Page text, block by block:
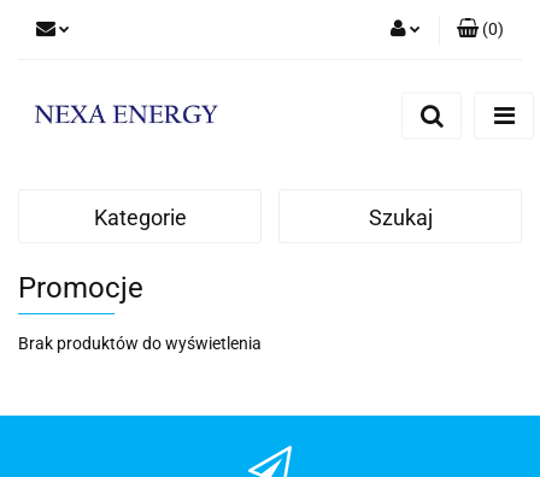
(0)
Kategorie Szukaj
Promocje
Brak produktów do wyświetlenia